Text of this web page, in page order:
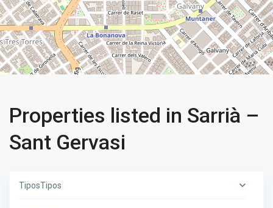
Properties listed in Sarrià –
Sant Gervasi
TiposTipos